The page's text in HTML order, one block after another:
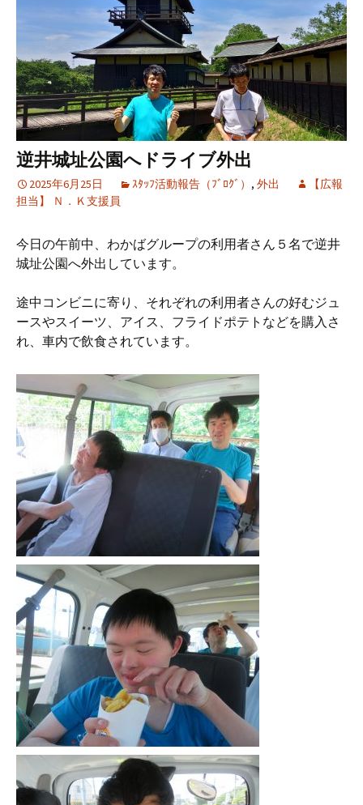
逆井城址公園へドライブ外出
2025年6月25日 ｽﾀｯﾌ活動報告（ﾌﾞﾛｸﾞ） , 外出
【広報
担当】 Ｎ．Ｋ支援員
今日の午前中、わかばグループの利用者さん５名で逆井
城址公園へ外出しています。
途中コンビニに寄り、それぞれの利用者さんの好むジュ
ースやスイーツ、アイス、フライドポテトなどを購入さ
れ、車内で飲食されています。